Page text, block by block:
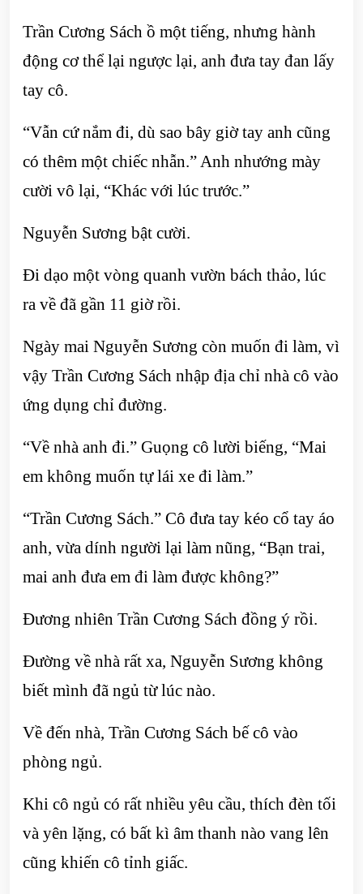
Trần Cương Sách ồ một tiếng, nhưng hành
động cơ thể lại ngược lại, anh đưa tay đan lấy
tay cô.
“Vẫn cứ nắm đi, dù sao bây giờ tay anh cũng
có thêm một chiếc nhẫn.” Anh nhướng mày
cười vô lại, “Khác với lúc trước.”
Nguyễn Sương bật cười.
Đi dạo một vòng quanh vườn bách thảo, lúc
ra về đã gần 11 giờ rồi.
Ngày mai Nguyễn Sương còn muốn đi làm, vì
vậy Trần Cương Sách nhập địa chỉ nhà cô vào
ứng dụng chỉ đường.
“Về nhà anh đi.” Guọng cô lười biếng, “Mai
em không muốn tự lái xe đi làm.”
“Trần Cương Sách.” Cô đưa tay kéo cổ tay áo
anh, vừa dính người lại làm nũng, “Bạn trai,
mai anh đưa em đi làm được không?”
Đương nhiên Trần Cương Sách đồng ý rồi.
Đường về nhà rất xa, Nguyễn Sương không
biết mình đã ngủ từ lúc nào.
Về đến nhà, Trần Cương Sách bế cô vào
phòng ngủ.
Khi cô ngủ có rất nhiều yêu cầu, thích đèn tối
và yên lặng, có bất kì âm thanh nào vang lên
cũng khiến cô tỉnh giấc.